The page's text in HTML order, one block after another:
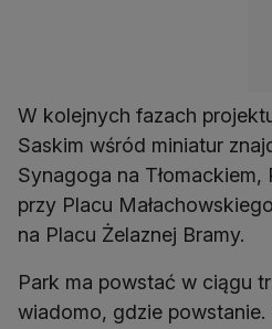
W kolejnych fazach
Saskim wśród miniatur
Synagoga na Tłomackiem,
przy Placu
na Placu Żelaznej Bramy.
Park ma powstać w ciągu
wiadomo, gdzie